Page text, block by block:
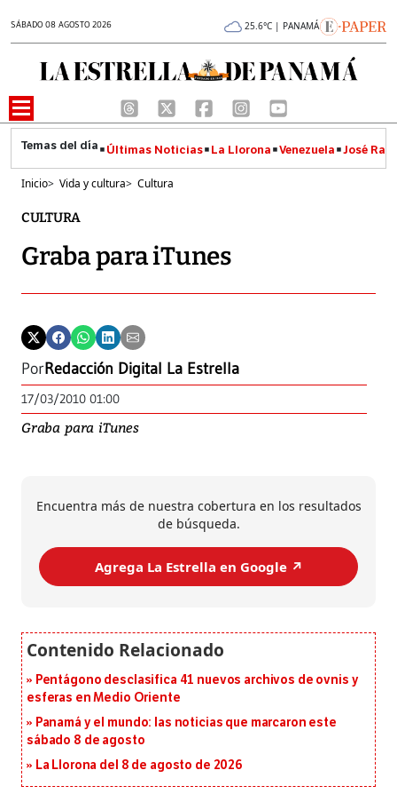
SÁBADO 08 AGOSTO 2026 25.6°C | PANAMÁ
Últimas Noticias La Llorona Venezuela José
Inicio> Vida y cultura> Cultura
CULTURA
Graba para iTunes
PorRedacción Digital La Estrella
17/03/2010 01:00
Graba para iTunes
Encuentra más de nuestra cobertura en los resultados
de búsqueda.
Agrega La Estrella en Google ↗️
Pentágono desclasifica 41 nuevos archivos de ovnis y
esferas en Medio Oriente
Panamá y el mundo: las noticias que marcaron este
sábado 8 de agosto
La Llorona del 8 de agosto de 2026